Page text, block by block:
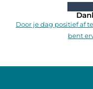
Door je dag positief af
bent